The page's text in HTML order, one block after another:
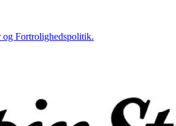
og Fortrolighedspolitik.